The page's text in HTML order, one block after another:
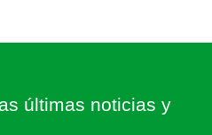
últimas noticias y